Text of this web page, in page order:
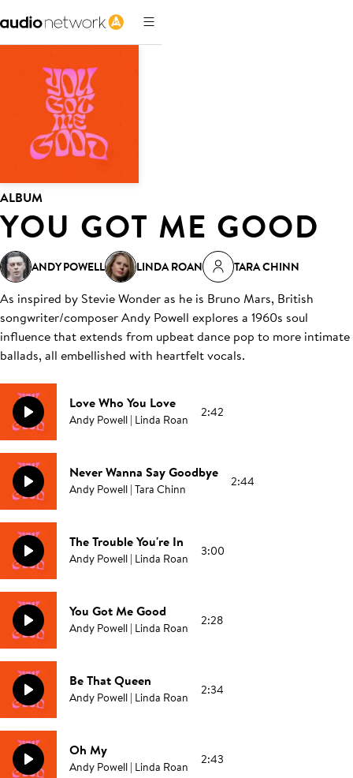
ALBUM
YOU GOT ME GOOD
ANDY POWELL LINDA ROAN TARA CHINN
As inspired by Stevie Wonder as he is Bruno Mars, British
songwriter/composer Andy Powell explores a 1960s soul
influence that extends from upbeat dance pop to more intimate
ballads, all embellished with heartfelt vocals.
Love Who You Love
Andy Powell | Linda Roan 2:42
Never Wanna Say Goodbye
Andy Powell | Tara Chinn 2:44
The Trouble You're In
Andy Powell | Linda Roan 3:00
You Got Me Good
Andy Powell | Linda Roan 2:28
Be That Queen
Andy Powell | Linda Roan 2:34
Oh My
Andy Powell | Linda Roan 2:43